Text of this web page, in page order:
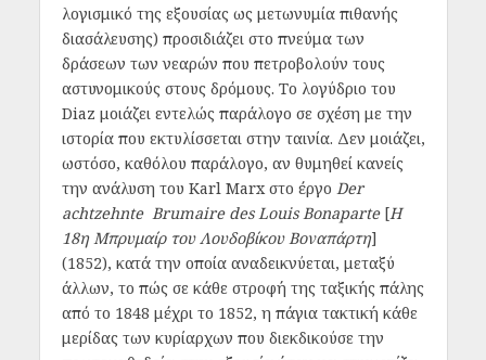
λογισμικό της εξουσίας ως μετωνυμία πιθανής
διασάλευσης) προσιδιάζει στο πνεύμα των
δράσεων των νεαρών που πετροβολούν τους
αστυνομικούς στους δρόμους. Το λογύδριο του
Diaz μοιάζει εντελώς παράλογο σε σχέση με την
ιστορία που εκτυλίσσεται στην ταινία. Δεν μοιάζει,
ωστόσο, καθόλου παράλογο, αν θυμηθεί κανείς
την ανάλυση του Karl Marx στο έργο Der
achtzehnte Brumaire des Louis Bonaparte [Η
18η Μπρυμαίρ του Λουδοβίκου Βοναπάρτη]
(1852), κατά την οποία αναδεικνύεται, μεταξύ
άλλων, το πώς σε κάθε στροφή της ταξικής πάλης
από το 1848 μέχρι το 1852, η πάγια τακτική κάθε
μερίδας των κυρίαρχων που διεκδικούσε την